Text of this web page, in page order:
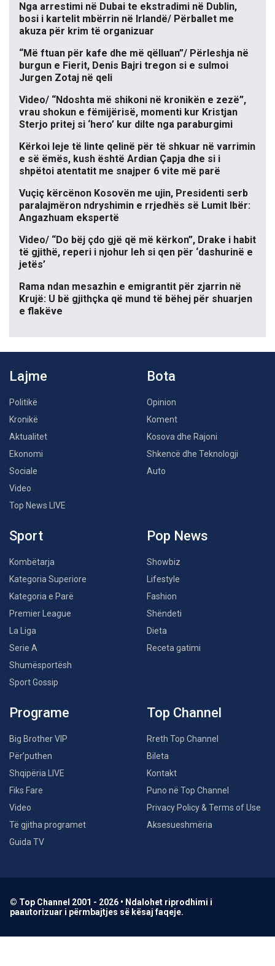
Nga arrestimi në Dubai te ekstradimi në Dublin,
bosi i kartelit mbërrin në Irlandë/ Përballet me
akuza për krim të organizuar
“Më ftuan për kafe dhe më qëlluan”/ Përleshja në
burgun e Fierit, Denis Bajri tregon si e sulmoi
Jurgen Zotaj në qeli
Video/ “Ndoshta më shikoni në kronikën e zezë”,
vrau shokun e fëmijërisë, momenti kur Kristjan
Sterjo pritej si ‘hero’ kur dilte nga paraburgimi
Kërkoi leje të linte qelinë për të shkuar në varrimin
e së ëmës, kush është Ardian Çapja dhe si i
shpëtoi atentatit me snajper 6 vite më parë
Vuçiç kërcënon Kosovën me ujin, Presidenti serb
paralajmëron ndryshimin e rrjedhës së Lumit Ibër:
Angazhuam ekspertë
Video/ “Do bëj çdo gjë që më kërkon”, Drake i habit
të gjithë, reperi i njohur leh si qen për ‘dashurinë e
jetës’
Rama ndan mesazhin e emigrantit për zjarrin në
Krujë: U bë gjithçka që mund të bëhej për shuarjen
e flakëve
Lajme
Politikë
Kronikë
Aktualitet
Ekonomi
Sociale
Video
Top News LIVE
Bota
Opinion
Koment
Kosova dhe Rajoni
Shkencë dhe Teknologji
Auto
Sport
Kombëtarja
Kategoria Superiore
Kategoria e Parë
Premier League
La Liga
Serie A
Shumësportësh
Sport Gossip
Pop News
Showbiz
Lifestyle
Fashion
Shëndeti
Dieta
Receta gatimi
Programe
Big Brother VIP
Për’puthen
Shqipëria LIVE
Fiks Fare
Video
Të gjitha programet
Guida TV
Top Channel
Rreth Top Channel
Bileta
Kontakt
Puno në Top Channel
Privacy Policy & Terms of Use
Aksesueshmëria
© Top Channel 2001 - 2026 • Ndalohet riprodhimi i
paautorizuar i përmbajtjes së kësaj faqeje.